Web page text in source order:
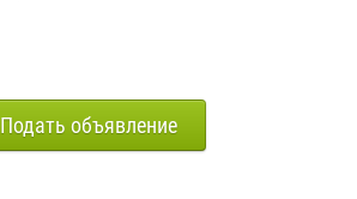
Подать объявление